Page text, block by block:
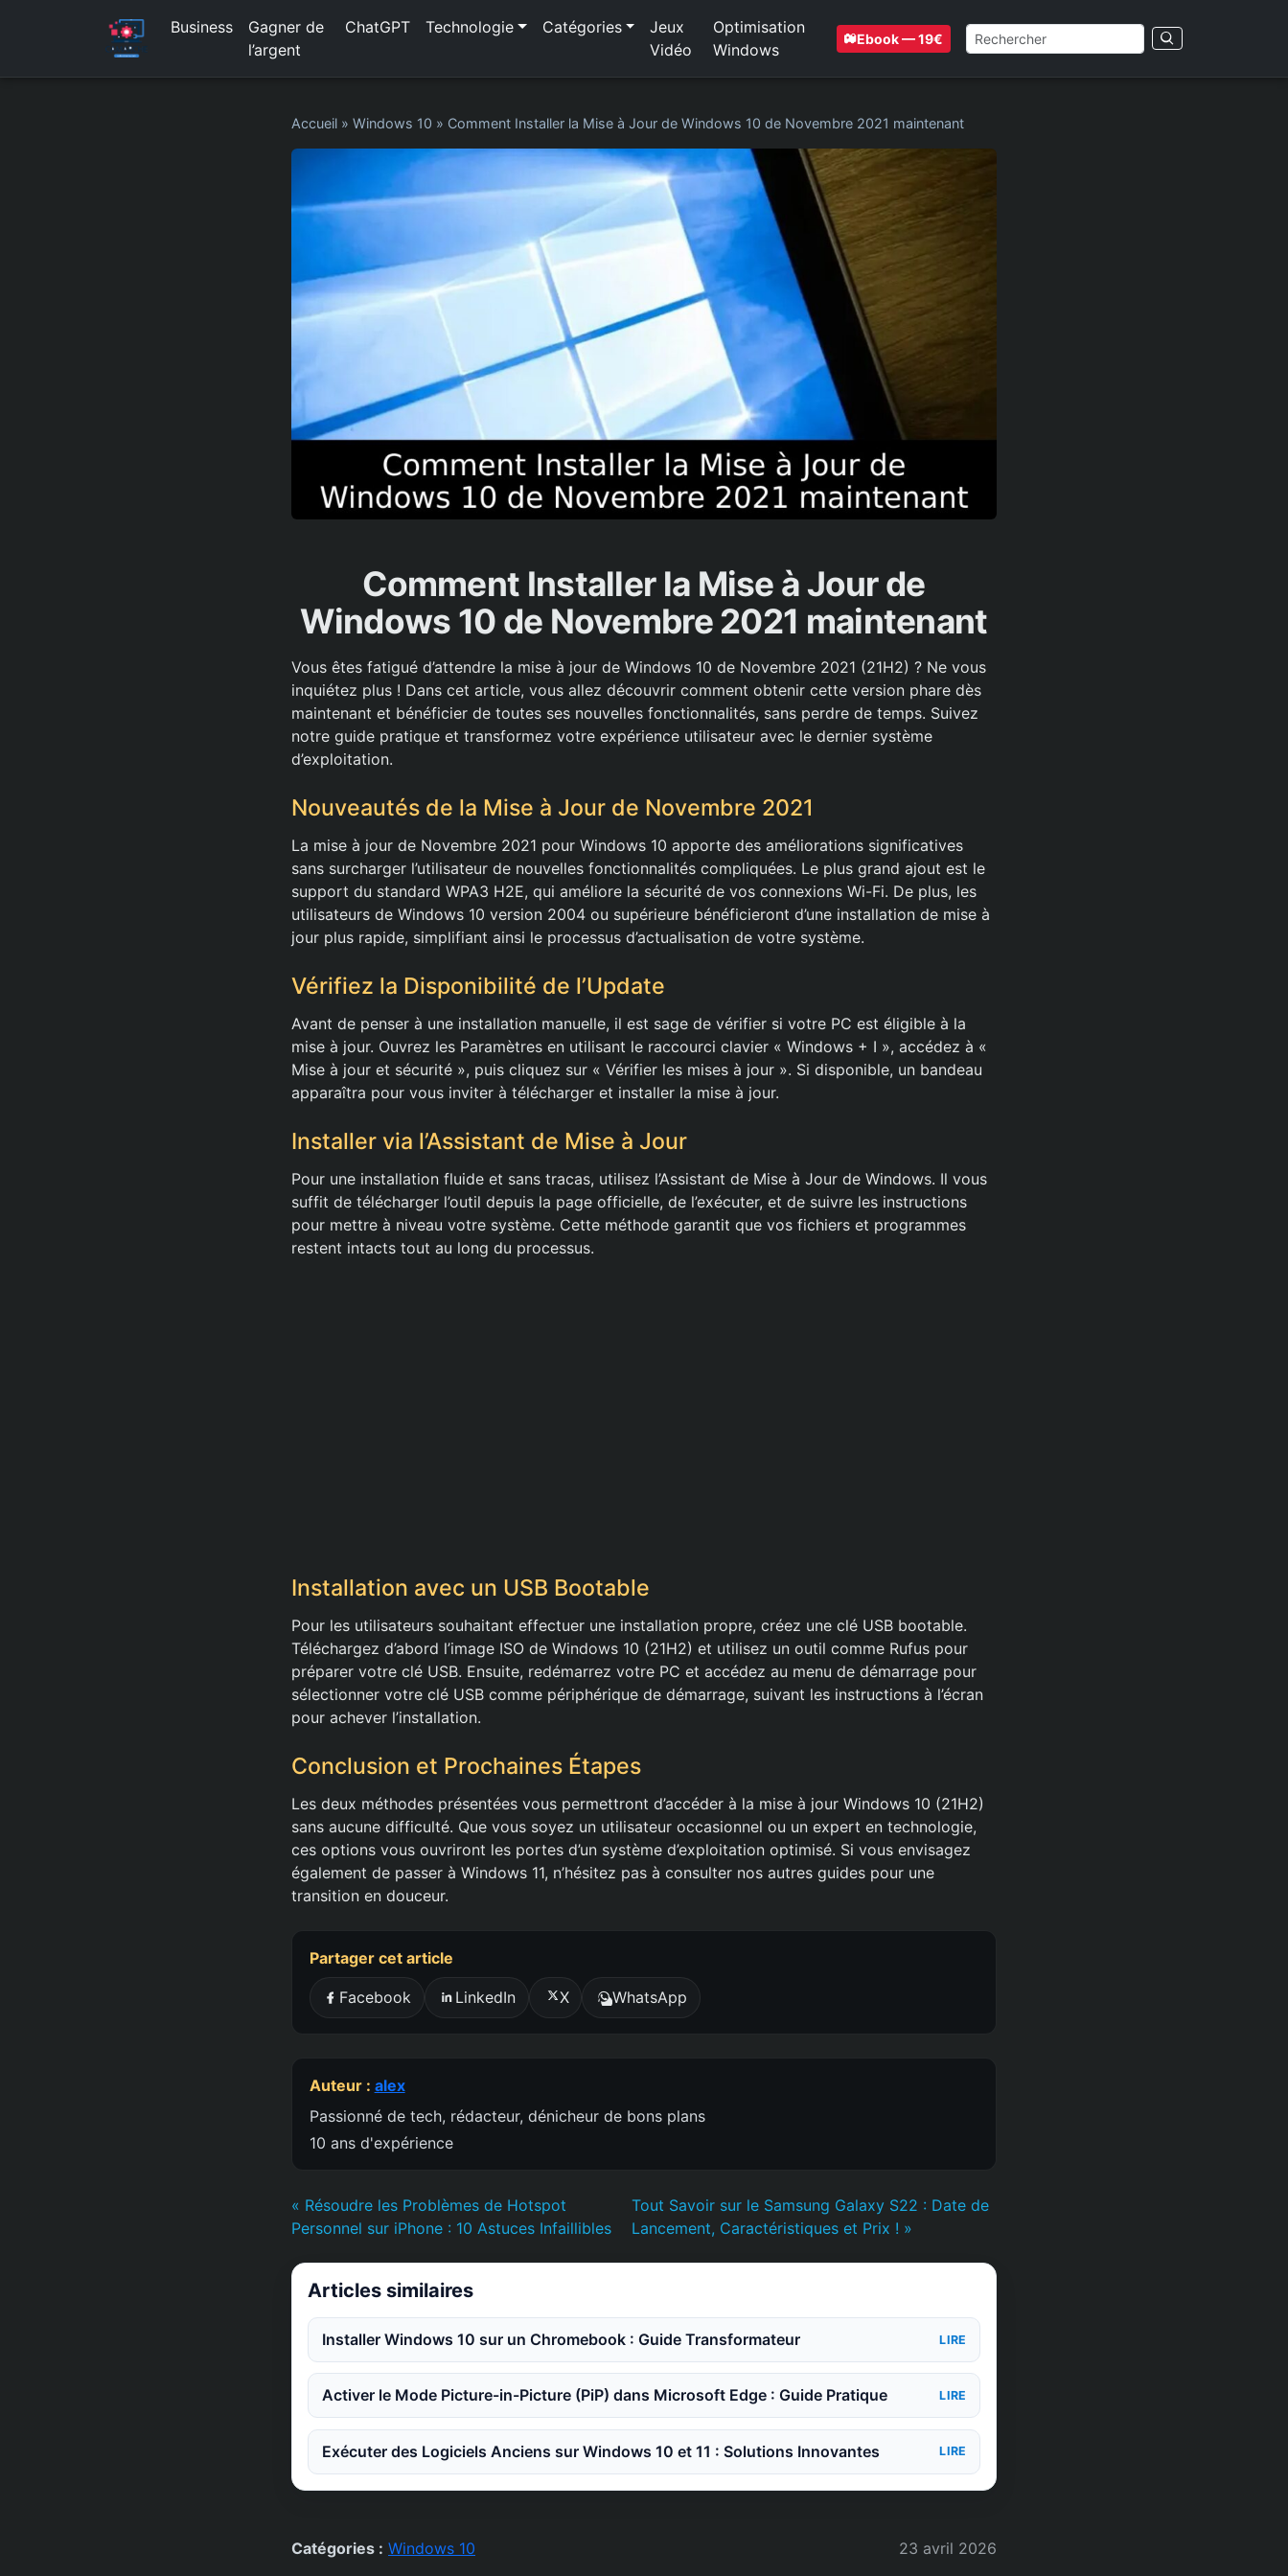
Business
Gagner de
l’argent
ChatGPT Technologie Catégories
Jeux
Vidéo
Optimisation
Windows
Ebook — 19€
Accueil » Windows 10 » Comment Installer la Mise à Jour de Windows 10 de Novembre 2021 maintenant
Comment Installer la Mise à Jour de
Windows 10 de Novembre 2021 maintenant
Vous êtes fatigué d’attendre la mise à jour de Windows 10 de Novembre 2021 (21H2) ? Ne vous
inquiétez plus ! Dans cet article, vous allez découvrir comment obtenir cette version phare dès
maintenant et bénéficier de toutes ses nouvelles fonctionnalités, sans perdre de temps. Suivez
notre guide pratique et transformez votre expérience utilisateur avec le dernier système
d’exploitation.
Nouveautés de la Mise à Jour de Novembre 2021
La mise à jour de Novembre 2021 pour Windows 10 apporte des améliorations significatives
sans surcharger l’utilisateur de nouvelles fonctionnalités compliquées. Le plus grand ajout est le
support du standard WPA3 H2E, qui améliore la sécurité de vos connexions Wi-Fi. De plus, les
utilisateurs de Windows 10 version 2004 ou supérieure bénéficieront d’une installation de mise à
jour plus rapide, simplifiant ainsi le processus d’actualisation de votre système.
Vérifiez la Disponibilité de l’Update
Avant de penser à une installation manuelle, il est sage de vérifier si votre PC est éligible à la
mise à jour. Ouvrez les Paramètres en utilisant le raccourci clavier « Windows + I », accédez à «
Mise à jour et sécurité », puis cliquez sur « Vérifier les mises à jour ». Si disponible, un bandeau
apparaîtra pour vous inviter à télécharger et installer la mise à jour.
Installer via l’Assistant de Mise à Jour
Pour une installation fluide et sans tracas, utilisez l’Assistant de Mise à Jour de Windows. Il vous
suffit de télécharger l’outil depuis la page officielle, de l’exécuter, et de suivre les instructions
pour mettre à niveau votre système. Cette méthode garantit que vos fichiers et programmes
restent intacts tout au long du processus.
Installation avec un USB Bootable
Pour les utilisateurs souhaitant effectuer une installation propre, créez une clé USB bootable.
Téléchargez d’abord l’image ISO de Windows 10 (21H2) et utilisez un outil comme Rufus pour
préparer votre clé USB. Ensuite, redémarrez votre PC et accédez au menu de démarrage pour
sélectionner votre clé USB comme périphérique de démarrage, suivant les instructions à l’écran
pour achever l’installation.
Conclusion et Prochaines Étapes
Les deux méthodes présentées vous permettront d’accéder à la mise à jour Windows 10 (21H2)
sans aucune difficulté. Que vous soyez un utilisateur occasionnel ou un expert en technologie,
ces options vous ouvriront les portes d’un système d’exploitation optimisé. Si vous envisagez
également de passer à Windows 11, n’hésitez pas à consulter nos autres guides pour une
transition en douceur.
Partager cet article
Facebook LinkedIn X WhatsApp
Auteur : alex
Passionné de tech, rédacteur, dénicheur de bons plans
10 ans d'expérience
« Résoudre les Problèmes de Hotspot
Personnel sur iPhone : 10 Astuces Infaillibles
Tout Savoir sur le Samsung Galaxy S22 : Date de
Lancement, Caractéristiques et Prix ! »
Articles similaires
Installer Windows 10 sur un Chromebook : Guide Transformateur LIRE
Activer le Mode Picture-in-Picture (PiP) dans Microsoft Edge : Guide Pratique LIRE
Exécuter des Logiciels Anciens sur Windows 10 et 11 : Solutions Innovantes LIRE
Catégories : Windows 10 23 avril 2026